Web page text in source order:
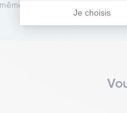
Je choisis
même tous nos produits pour un
de qualité.